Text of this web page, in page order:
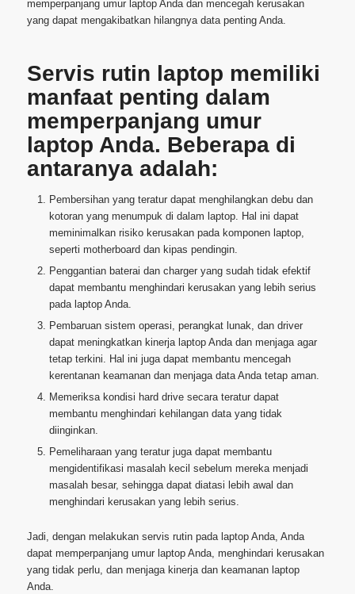
memperpanjang umur laptop Anda dan mencegah kerusakan
yang dapat mengakibatkan hilangnya data penting Anda.
Servis rutin laptop memiliki
manfaat penting dalam
memperpanjang umur
laptop Anda. Beberapa di
antaranya adalah:
Pembersihan yang teratur dapat menghilangkan debu dan
kotoran yang menumpuk di dalam laptop. Hal ini dapat
meminimalkan risiko kerusakan pada komponen laptop,
seperti motherboard dan kipas pendingin.
Penggantian baterai dan charger yang sudah tidak efektif
dapat membantu menghindari kerusakan yang lebih serius
pada laptop Anda.
Pembaruan sistem operasi, perangkat lunak, dan driver
dapat meningkatkan kinerja laptop Anda dan menjaga agar
tetap terkini. Hal ini juga dapat membantu mencegah
kerentanan keamanan dan menjaga data Anda tetap aman.
Memeriksa kondisi hard drive secara teratur dapat
membantu menghindari kehilangan data yang tidak
diinginkan.
Pemeliharaan yang teratur juga dapat membantu
mengidentifikasi masalah kecil sebelum mereka menjadi
masalah besar, sehingga dapat diatasi lebih awal dan
menghindari kerusakan yang lebih serius.
Jadi, dengan melakukan servis rutin pada laptop Anda, Anda
dapat memperpanjang umur laptop Anda, menghindari kerusakan
yang tidak perlu, dan menjaga kinerja dan keamanan laptop
Anda.